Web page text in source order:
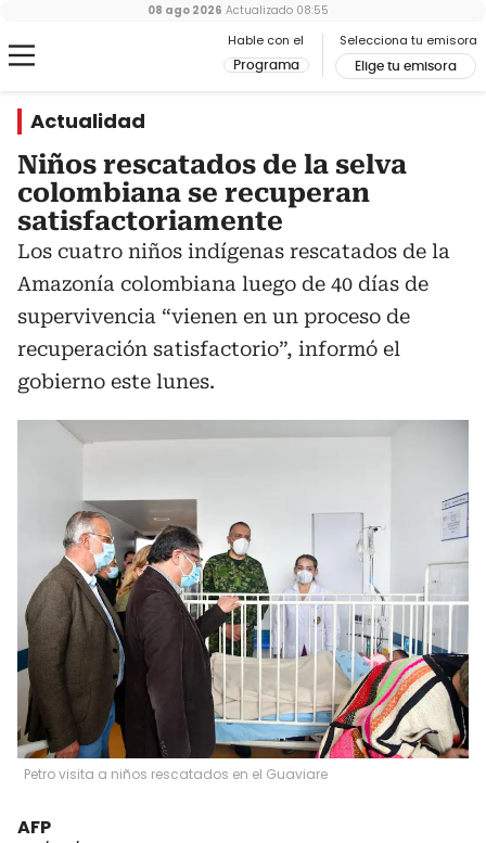
Hable con el
Programa
Selecciona tu emisora
Elige tu emisora
08 ago 2026 Actualizado 08:55
Actualidad
Niños rescatados de la selva
colombiana se recuperan
satisfactoriamente
Los cuatro niños indígenas rescatados de la
Amazonía colombiana luego de 40 días de
supervivencia “vienen en un proceso de
recuperación satisfactorio”, informó el
gobierno este lunes.
Petro visita a niños rescatados en el Guaviare
AFP